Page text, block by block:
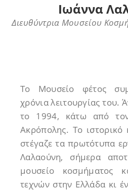
Ιωάννα
Διευθύντρια Μουσείου
Το Μουσείο φέτος
χρόνια λειτουργίας του.
το 1994, κάτω από
Ακρόπολης. Το ιστορικό
στέγαζε τα πρωτότυπα
Λαλαούνη, σήμερα
μουσείο κοσμήματος
τεχνών στην Ελλάδα κι